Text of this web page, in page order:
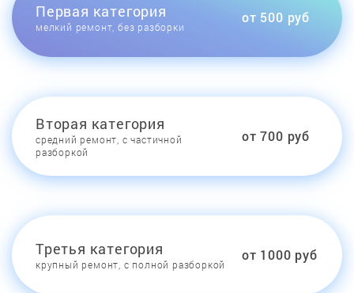
Первая категория
мелкий ремонт, без разборки
от 500 руб
Вторая категория
средний ремонт, с частичной
разборкой
от 700 руб
Третья категория
крупный ремонт, с полной разборкой
от 1000 руб